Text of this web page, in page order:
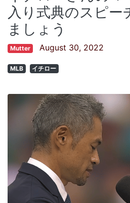
入り式典のスピー
ましょう
Mutter August 30, 2022
MLB イチロー